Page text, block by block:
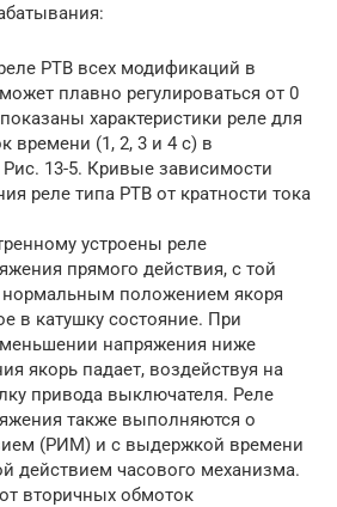
РТВ всех модификаций в
плавно регулироваться от 0
характеристики реле для
времени (1, 2, 3 и 4 с) в
13-5. Кривые зависимости
реле типа РТВ от кратности тока
устроены реле
прямого действия, с той
нормальным положением якоря
в катушку состояние. При
напряжения ниже
якорь падает, воздействуя на
привода выключателя. Реле
также выполняются о
(РИМ) и с выдержкой времени
действием часового механизма.
вторичных обмоток